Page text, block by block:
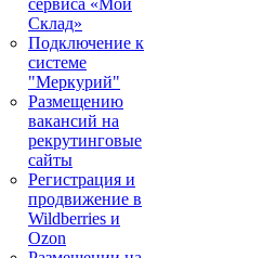
сервиса «Мой
Склад»
Подключение к
системе
"Меркурий"
Размещению
вакансий на
рекрутинговые
сайты
Регистрация и
продвижение в
Wildberries и
Ozon